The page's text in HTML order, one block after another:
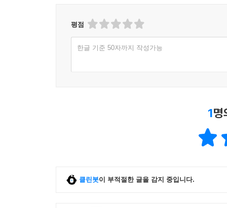
평점
한글 기준 50자까지 작성가능
1명
클린봇이 부적절한 글을 감지 중입니다.